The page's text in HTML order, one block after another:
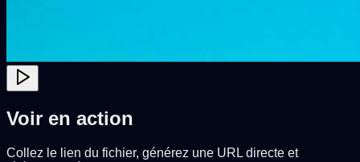
Voir en action
Collez le lien du fichier, générez une URL directe et